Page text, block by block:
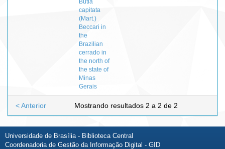
capitata
(Mart.)
Beccari in
the
Brazilian
cerrado in
the north of
the state of
Minas
Gerais
Mostrando resultados 2 a 2 de 2
< Anterior
Universidade de Brasília - Biblioteca Central
Coordenadoria de Gestão da Informação Digital - GID